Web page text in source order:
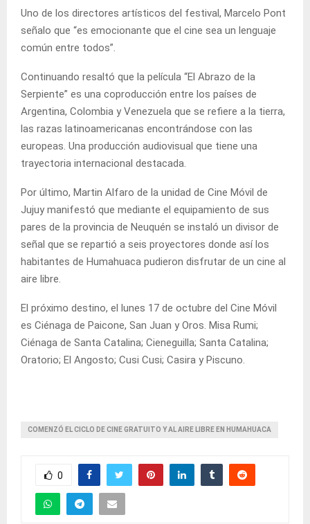
Uno de los directores artísticos del festival, Marcelo Pont
señalo que “es emocionante que el cine sea un lenguaje
común entre todos”.
Continuando resaltó que la película “El Abrazo de la
Serpiente” es una coproducción entre los países de
Argentina, Colombia y Venezuela que se refiere a la tierra,
las razas latinoamericanas encontrándose con las
europeas. Una producción audiovisual que tiene una
trayectoria internacional destacada.
Por último, Martin Alfaro de la unidad de Cine Móvil de
Jujuy manifestó que mediante el equipamiento de sus
pares de la provincia de Neuquén se instaló un divisor de
señal que se repartió a seis proyectores donde así los
habitantes de Humahuaca pudieron disfrutar de un cine al
aire libre.
El próximo destino, el lunes 17 de octubre del Cine Móvil
es Ciénaga de Paicone, San Juan y Oros. Misa Rumi;
Ciénaga de Santa Catalina; Cieneguilla; Santa Catalina;
Oratorio; El Angosto; Cusi Cusi; Casira y Piscuno.
COMENZÓ EL CICLO DE CINE GRATUITO Y AL AIRE LIBRE EN HUMAHUACA
0